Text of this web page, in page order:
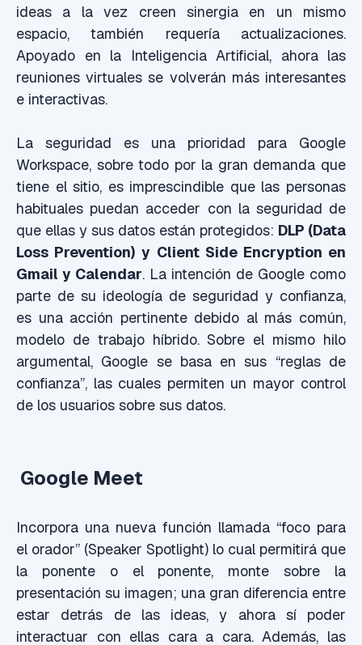
ideas a la vez creen sinergia en un mismo
espacio, también requería actualizaciones.
Apoyado en la Inteligencia Artificial, ahora las
reuniones virtuales se volverán más interesantes
e interactivas.
La seguridad es una prioridad para Google
Workspace, sobre todo por la gran demanda que
tiene el sitio, es imprescindible que las personas
habituales puedan acceder con la seguridad de
que ellas y sus datos están protegidos: DLP (Data
Loss Prevention) y Client Side Encryption en
Gmail y Calendar. La intención de Google como
parte de su ideología de seguridad y confianza,
es una acción pertinente debido al más común,
modelo de trabajo híbrido. Sobre el mismo hilo
argumental, Google se basa en sus “reglas de
confianza”, las cuales permiten un mayor control
de los usuarios sobre sus datos.
Google Meet
Incorpora una nueva función llamada “foco para
el orador” (Speaker Spotlight) lo cual permitirá que
la ponente o el ponente, monte sobre la
presentación su imagen; una gran diferencia entre
estar detrás de las ideas, y ahora sí poder
interactuar con ellas cara a cara. Además, las